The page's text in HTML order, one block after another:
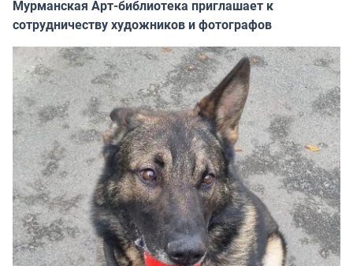
Мурманская Арт-библиотека приглашает к
сотрудничеству художников и фотографов